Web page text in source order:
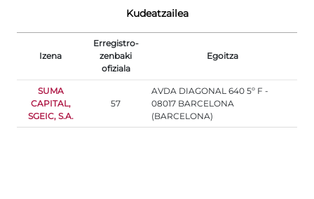
Kudeatzailea
Izena
Erregistro-
zenbaki
ofiziala
Egoitza
SUMA
CAPITAL,
SGEIC, S.A.
57
AVDA DIAGONAL 640 5º F -
08017 BARCELONA
(BARCELONA)